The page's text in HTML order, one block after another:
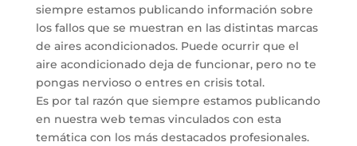
siempre estamos publicando información sobre
los fallos que se muestran en las distintas marcas
de aires acondicionados. Puede ocurrir que el
aire acondicionado deja de funcionar, pero no te
pongas nervioso o entres en crisis total.
Es por tal razón que siempre estamos publicando
en nuestra web temas vinculados con esta
temática con los más destacados profesionales.